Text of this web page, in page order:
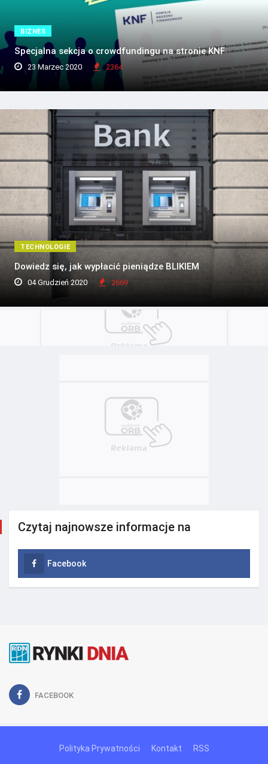
BIZNES
Specjalna sekcja o crowdfundingu na stronie KNF
23 Marzec 2020 2364
TECHNOLOGIE
Dowiedz się, jak wypłacić pieniądze BLIKIEM
04 Grudzień 2020 2669
Czytaj najnowsze informacje na
Facebook
FACEBOOK
Polityka Prywatności Kontakt RSS